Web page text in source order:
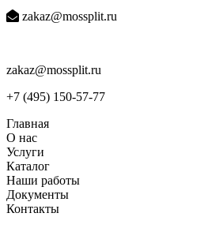
zakaz@mossplit.ru
zakaz@mossplit.ru
+7 (495) 150-57-77
Главная
О нас
Услуги
Каталог
Наши работы
Документы
Контакты